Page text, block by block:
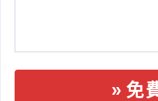
免